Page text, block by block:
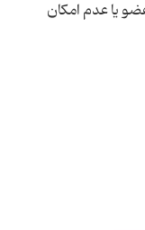
یا عدم امکان